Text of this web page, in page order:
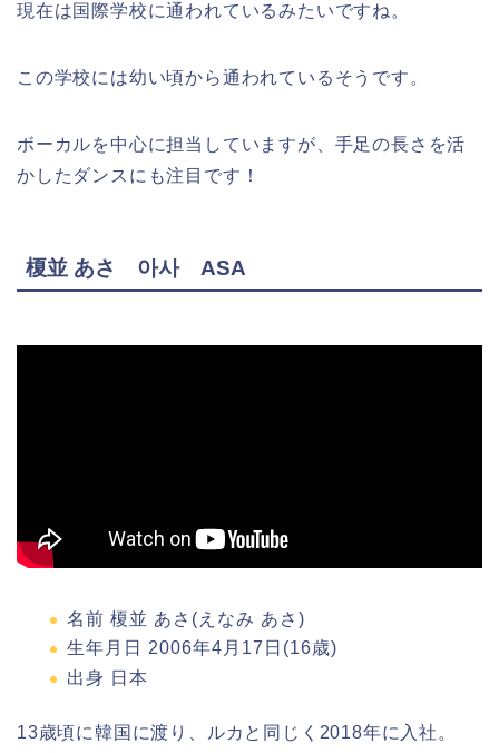
現在は国際学校に通われているみたいですね。
この学校には幼い頃から通われているそうです。
ボーカルを中心に担当していますが、手足の長さを活
かしたダンスにも注目です！
榎並 あさ 아사 ASA
名前 榎並 あさ(えなみ あさ)
生年月日 2006年4月17日(16歳)
出身 日本
13歳頃に韓国に渡り、ルカと同じく2018年に入社。